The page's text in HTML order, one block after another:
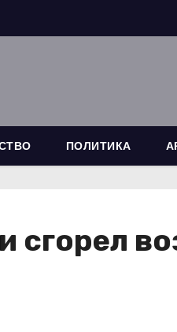
ПОЛИТИКА
сгорел